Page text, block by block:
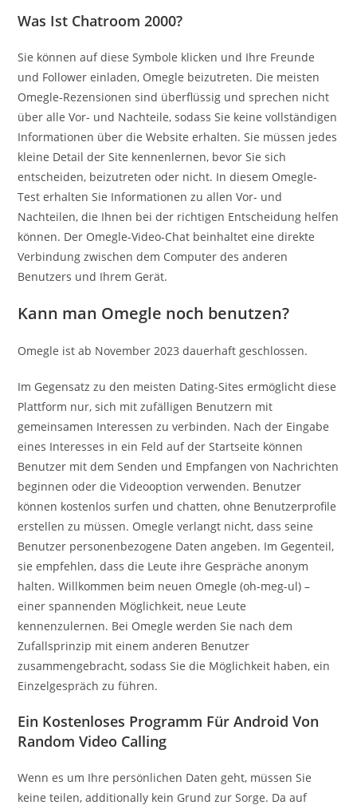
Was Ist Chatroom 2000?
Sie können auf diese Symbole klicken und Ihre Freunde
und Follower einladen, Omegle beizutreten. Die meisten
Omegle-Rezensionen sind überflüssig und sprechen nicht
über alle Vor- und Nachteile, sodass Sie keine vollständigen
Informationen über die Website erhalten. Sie müssen jedes
kleine Detail der Site kennenlernen, bevor Sie sich
entscheiden, beizutreten oder nicht. In diesem Omegle-
Test erhalten Sie Informationen zu allen Vor- und
Nachteilen, die Ihnen bei der richtigen Entscheidung helfen
können. Der Omegle-Video-Chat beinhaltet eine direkte
Verbindung zwischen dem Computer des anderen
Benutzers und Ihrem Gerät.
Kann man Omegle noch benutzen?
Omegle ist ab November 2023 dauerhaft geschlossen.
Im Gegensatz zu den meisten Dating-Sites ermöglicht diese
Plattform nur, sich mit zufälligen Benutzern mit
gemeinsamen Interessen zu verbinden. Nach der Eingabe
eines Interesses in ein Feld auf der Startseite können
Benutzer mit dem Senden und Empfangen von Nachrichten
beginnen oder die Videooption verwenden. Benutzer
können kostenlos surfen und chatten, ohne Benutzerprofile
erstellen zu müssen. Omegle verlangt nicht, dass seine
Benutzer personenbezogene Daten angeben. Im Gegenteil,
sie empfehlen, dass die Leute ihre Gespräche anonym
halten. Willkommen beim neuen Omegle (oh-meg-ul) –
einer spannenden Möglichkeit, neue Leute
kennenzulernen. Bei Omegle werden Sie nach dem
Zufallsprinzip mit einem anderen Benutzer
zusammengebracht, sodass Sie die Möglichkeit haben, ein
Einzelgespräch zu führen.
Ein Kostenloses Programm Für Android Von
Random Video Calling
Wenn es um Ihre persönlichen Daten geht, müssen Sie
keine teilen, additionally kein Grund zur Sorge. Da auf